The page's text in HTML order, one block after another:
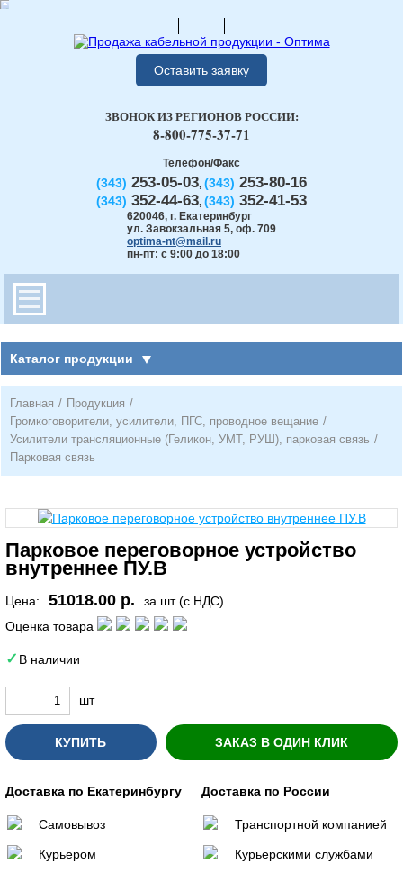
Оставить заявку
Телефон/Факс
(343) 253-05-03, (343) 253-80-16
(343) 352-44-63, (343) 352-41-53
620046, г. Екатеринбург
ул. Завокзальная 5, оф. 709
optima-nt@mail.ru
пн-пт: с 9:00 до 18:00
ЗВОНОК ИЗ РЕГИОНОВ РОССИИ:
8-800-775-37-71
Каталог продукции
Главная / Продукция /
Громкоговорители, усилители, ПГС, проводное вещание /
Усилители трансляционные (Геликон, УМТ, РУШ), парковая связь /
Парковая связь
Парковое переговорное устройство
внутреннее ПУ.В
Цена: 51018.00 р.
за шт (с НДС)
Оценка товара
В наличии
шт
КУПИТЬ ЗАКАЗ В ОДИН КЛИК
Доставка по Екатеринбургу
Самовывоз
Курьером
Доставка по России
Транспортной компанией
Курьерскими службами